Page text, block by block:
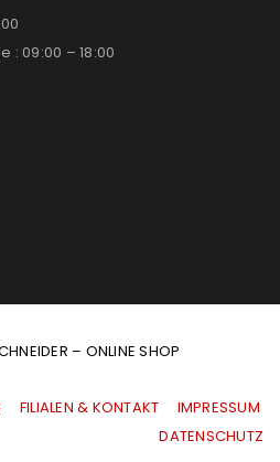
: 09:00 – 18:00
– ONLINE SHOP
FILIALEN & KONTAKT
IMPRESSUM
|DATENSCHUTZ